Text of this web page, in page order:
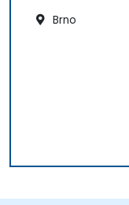
Brno